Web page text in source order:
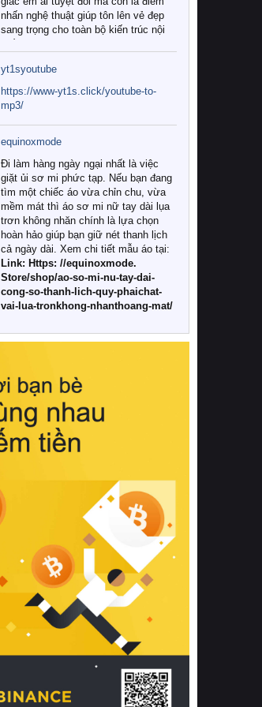
nhấn nghệ thuật giúp tôn lên vẻ đẹp
sang trọng cho toàn bộ kiến trúc nội
Tuy nhiên, giữa thị trường đa dạng
với vô vàn thương hiệu và mẫu mã
như hiện nay, làm thế nào để chọn
được những bộ chăn ga gối đệm cao
cấp thực sự chất lượng, phù hợp với
khí hậu và nhu cầu sử dụng của gia
đình? Hãy cùng chúng tôi đi tìm lời
giải đáp chi tiết qua bài viết dưới đây.
1. Tại sao các gia đình hiện đại lại ưa
chuộng chăn ga gối đệm cao cấp?
Khác với các dòng sản phẩm thông
thường, những bộ chăn ga gối đệm
cao cấp trải qua quy trình sản xuất
nghiêm ngặt từ khâu chọn lọc nguyên
liệu tự nhiên đến công nghệ dệt
nhuộm hiện đại không chứa hóa chất
này, bạn sẽ cảm nhận rõ rệt sự khác
hồi chuẩn xác của phần đệm nâng đỡ
cột sống.
Bên cạnh đó, việc lựa chọn các dòng
sản phẩm đạt chuẩn chất lượng quốc
tế còn giúp ngăn ngừa tình trạng kích
khuẩn và nấm mốc trong điều kiện
thời tiết nóng ẩm. Bạn có thể tìm hiểu
thêm các nghiên cứu khoa học về tác
động của giấc ngủ và môi trường
phòng ngủ đối với sức khỏe con
người tại Sleep Foundation (External
Link) để có cái nhìn toàn diện hơn.
2. Các tiêu chí vàng khi lựa chọn
chăn ga gối đệm cao cấp cho phòng
ngủ
Để sở hữu một bộ chăn ga gối đệm
cao cấp hoàn hảo cả về thẩm mỹ lẫn
công năng, người tiêu dùng cần cân
nhắc kỹ lưỡng các tiêu chí quan trọng
yt1syoutube
https://www-yt1s.click/youtube-to-
mp3/
equinoxmode
Đi làm hàng ngày ngại nhất là việc
giặt ủi sơ mi phức tạp. Nếu bạn đang
tìm một chiếc áo vừa chỉn chu, vừa
mềm mát thì áo sơ mi nữ tay dài lụa
trơn không nhăn chính là lựa chọn
hoàn hảo giúp bạn giữ nét thanh lịch
cả ngày dài. Xem chi tiết mẫu áo tại:
Link: Https: //equinoxmode.
Store/shop/ao-so-mi-nu-tay-dai-
cong-so-thanh-lich-quy-phaichat-
vai-lua-tronkhong-nhanthoang-mat/